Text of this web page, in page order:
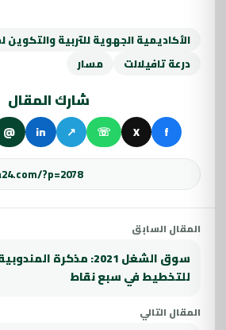
الأكاديمية الجهوية للتربية والتكوين
درعة تافيلالت
مسار
شارك المقال
f
X
☏
↗
in
@
المقال السابق
سوق الشغل 2021: مذكرة
للتخطيط في سبع نقاط
المقال التالي